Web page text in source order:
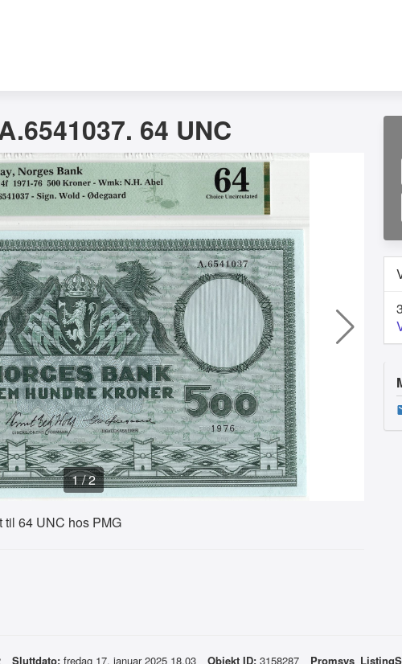
64 UNC
1/2
til 64 UNC hos PMG
Sluttdato: fredag 17. januar 2025 18.03 Objekt ID: 3158287